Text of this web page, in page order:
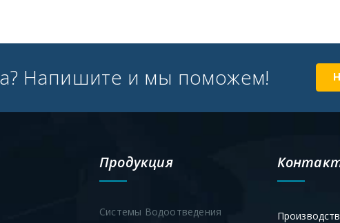
Напишите и мы поможем!
Продукция
Системы Водоотведения